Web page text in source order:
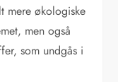
mere økologiske
men også
som undgås i